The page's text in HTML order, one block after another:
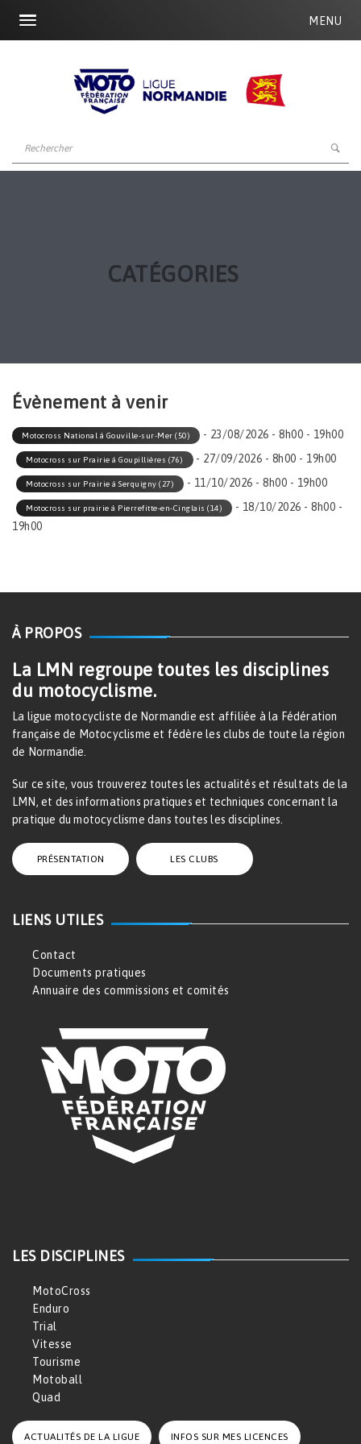
MENU
CATÉGORIES
Évènement à venir
Motocross National à Gouville-sur-Mer (50) - 23/08/2026 - 8h00 - 19h00
Motocross sur Prairie à Goupillières (76) - 27/09/2026 - 8h00 - 19h00
Motocross sur Prairie à Serquigny (27) - 11/10/2026 - 8h00 - 19h00
Motocross sur prairie à Pierrefitte-en-Cinglais (14)
- 18/10/2026 - 8h00 -
19h00
À PROPOS
La LMN regroupe toutes les disciplines
du motocyclisme.
La ligue motocycliste de Normandie est affiliée à la Fédération
française de Motocyclisme et fédère les clubs de toute la région
de Normandie.
Sur ce site, vous trouverez toutes les actualités et résultats de la
LMN, et des informations pratiques et techniques concernant la
pratique du motocyclisme dans toutes les disciplines.
PRÉSENTATION LES CLUBS
LIENS UTILES
Contact
Documents pratiques
Annuaire des commissions et comités
LES DISCIPLINES
MotoCross
Enduro
Trial
Vitesse
Tourisme
Motoball
Quad
ACTUALITÉS DE LA LIGUE INFOS SUR MES LICENCES